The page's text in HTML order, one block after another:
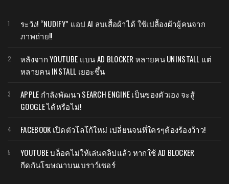
ระวัง! “NUDIFY” แอป AI ลบเสื้อผ้าได้ ใช้เปลื้องผ้าผู้คนจาก
ภาพถ่าย!!
หลังจาก YOUTUBE แบน AD BLOCKER หลายคน UNINSTALL แต่
หลายคน INSTALL เยอะขึ้น
APPLE กำลังพัฒนา SEARCH ENGINE เป็นของตัวเอง จะสู้
GOOGLE ได้หรือไม่!
FACEBOOK เปิดตัวโลโก้ใหม่ เปลี่ยนจนที่ใครๆต้องร้องว้าว!
YOUTUBE บล็อคไม่ให้เล่นคลิปแล้ว หากใช้ AD BLOCKER
กีดกันโฆษณาบนเบราว์เซอร์